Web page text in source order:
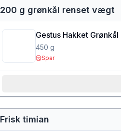
200 g grønkål renset vægt
Gestus Hakket Grønkål
450 g
Spar
Frisk timian